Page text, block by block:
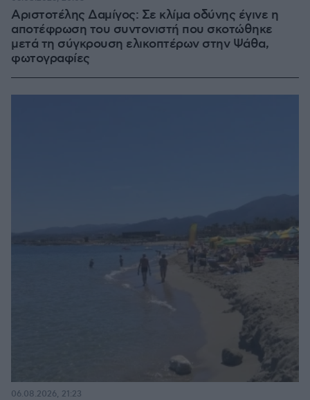
Αριστοτέλης Δαμίγος: Σε κλίμα οδύνης έγινε η
αποτέφρωση του συντονιστή που σκοτώθηκε
μετά τη σύγκρουση ελικοπτέρων στην Ψάθα,
φωτογραφίες
06.08.2026, 21:23